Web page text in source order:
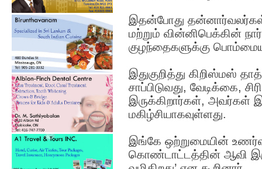
இதன்போது தன்னார்வலர்கள்
மற்றும் வின்னிபெக்கின்
குழந்தைகளுக்கு
இதுகுறித்து கிறிஸ்மஸ்
சாப்பிடுவது, வேடிக்கை,
இருக்கிறார்கள், அவர்கள்
மகிழ்சியாகவுள்ளது.
இங்கே ஒற்றுமையின் உணர்வு
கொண்டாட்டத்தின் ஆவி